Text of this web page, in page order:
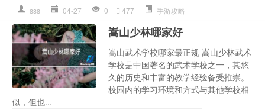
sss 04-27 0 477 手游攻略
嵩山少林哪家好
嵩山武术学校哪家最正规 嵩山少林武术
学校是中国著名的武术学校之一，其悠
久的历史和丰富的教学经验备受推崇。
校园内的学习环境和方式与其他学校相
似，但也...